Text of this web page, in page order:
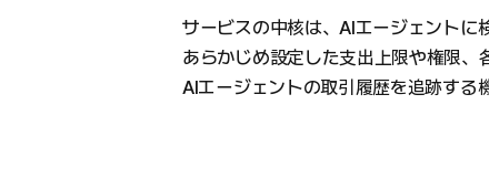
サービスの中核は、AIエージェントに
あらかじめ設定した支出上限や権限、
AIエージェントの取引履歴を追跡する